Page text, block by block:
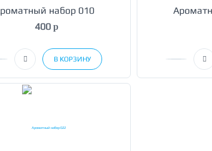
набор 010
400p
В КОРЗИНУ